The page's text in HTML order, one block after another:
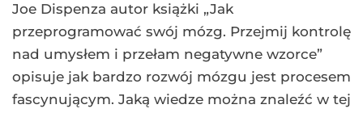
Joe Dispenza autor książki „Jak
przeprogramować swój mózg. Przejmij kontrolę
nad umysłem i przełam negatywne wzorce”
opisuje jak bardzo rozwój mózgu jest procesem
fascynującym. Jaką wiedze można znaleźć w tej